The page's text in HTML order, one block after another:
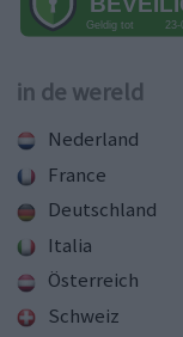
in de wereld
Nederland
France
Deutschland
Italia
Österreich
Schweiz